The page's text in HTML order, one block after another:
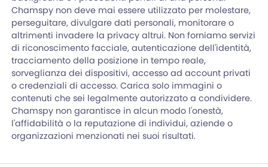
Chamspy non deve mai essere utilizzato per molestare,
perseguitare, divulgare dati personali, monitorare o
altrimenti invadere la privacy altrui. Non forniamo servizi
di riconoscimento facciale, autenticazione dell'identità,
tracciamento della posizione in tempo reale,
sorveglianza dei dispositivi, accesso ad account privati
o credenziali di accesso. Carica solo immagini o
contenuti che sei legalmente autorizzato a condividere.
Chamspy non garantisce in alcun modo l'onestà,
l'affidabilità o la reputazione di individui, aziende o
organizzazioni menzionati nei suoi risultati.